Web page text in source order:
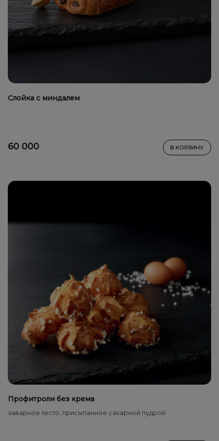
Слойка с миндалем
60 000 В КОРЗИНУ
Профитроли без крема
заварное тесто, присыпанное сахарной пудрой